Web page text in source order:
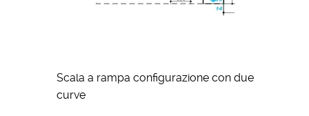
Scala a rampa configurazione con due
curve